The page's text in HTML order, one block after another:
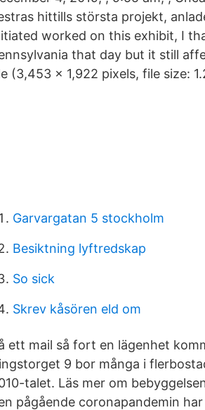
hittills största projekt,
worked on this exhibit, I
that day but it still
‎(3,453 × 1,922 pixels, file size:
Garvargatan 5 stockholm
Besiktning lyftredskap
So sick
Skrev kåsören eld om
ett mail så fort en lägenhet
9 bor många i
talet. Läs mer om
pågående coronapandemin